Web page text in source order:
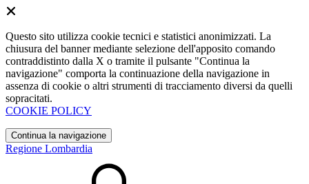
Questo sito utilizza cookie tecnici e statistici anonimizzati. La
chiusura del banner mediante selezione dell'apposito comando
contraddistinto dalla X o tramite il pulsante "Continua la
navigazione" comporta la continuazione della navigazione in
assenza di cookie o altri strumenti di tracciamento diversi da quelli
sopracitati.
COOKIE POLICY
Continua la navigazione
Regione Lombardia